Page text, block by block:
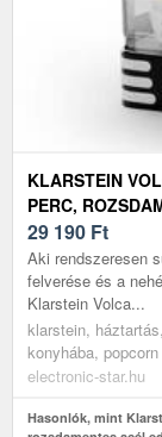
KLARSTEIN
PERC,
29 190 Ft
Aki rendszeresen
felverése és a
Klarstein Volca...
klarstein,
konyhába,
electronic-star.hu
Hasonlók, mint